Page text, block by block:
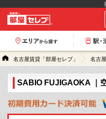
名古屋賃貸「部屋セレブ」 名古
SABIO FUJIGAOKA ｜